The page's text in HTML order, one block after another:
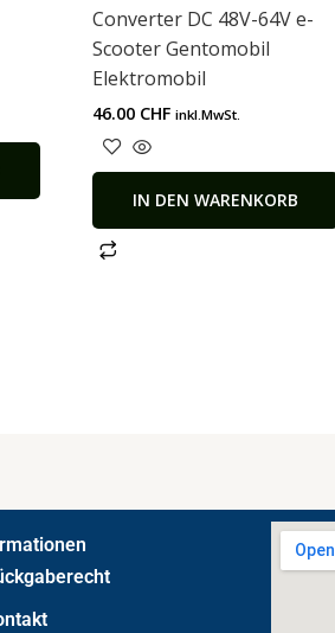
Converter DC 48V-64V e-
Scooter Gentomobil
Elektromobil
46.00 CHF inkl.MwSt.
IN DEN WARENKORB